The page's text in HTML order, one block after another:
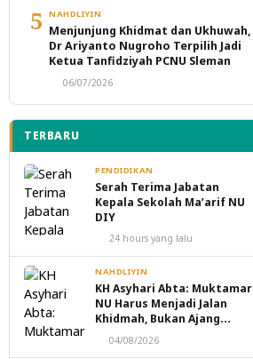
5 NAHDLIYIN
Menjunjung Khidmat dan Ukhuwah,
Dr Ariyanto Nugroho Terpilih Jadi
Ketua Tanfidziyah PCNU Sleman
06/07/2026
TERBARU
PENDIDIKAN
Serah Terima Jabatan
Kepala Sekolah Ma’arif NU
DIY
24 hours yang lalu
NAHDLIYIN
KH Asyhari Abta: Muktamar
NU Harus Menjadi Jalan
Khidmah, Bukan Ajang
Perebutan Kekuasaan
04/08/2026